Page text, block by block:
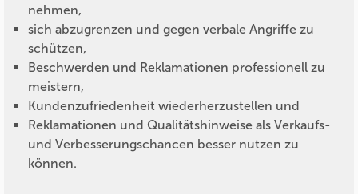
nehmen,
sich abzugrenzen und gegen verbale Angriffe zu
schützen,
Beschwerden und Reklamationen professionell zu
meistern,
Kundenzufriedenheit wiederherzustellen und
Reklamationen und Qualitätshinweise als Verkaufs-
und Verbesserungschancen besser nutzen zu
können.